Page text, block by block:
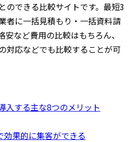
のできる比較サイトです。最短3
者に一括見積もり・一括資料請
など費用の比較はもちろん、
対応などでも比較することが可
入する主な8つのメリット
効果的に集客ができる